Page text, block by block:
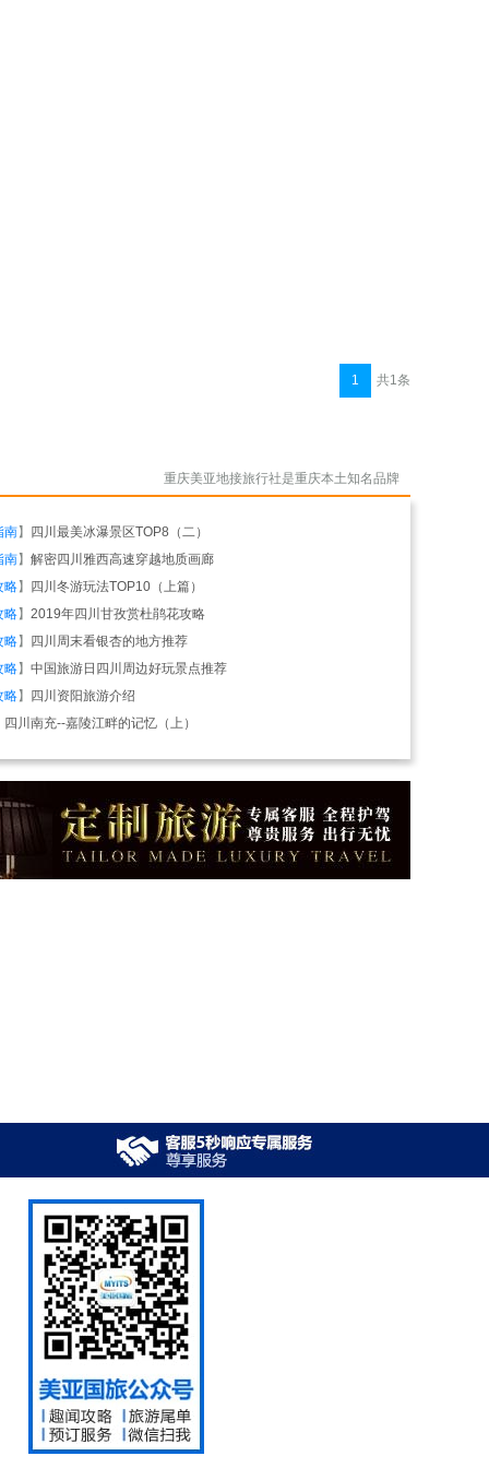
共1条
1
重庆美亚地接旅行社是重庆本土知名品牌
南】
四川最美冰瀑景区TOP8（二）
南】 解密四川雅西高速穿越地质画廊
略】
四川冬游玩法TOP10（上篇）
略】 2019年四川甘孜赏杜鹃花攻略
略】
四川周末看银杏的地方推荐
略】 中国旅游日四川周边好玩景点推荐
略】
四川资阳旅游介绍
四川南充--嘉陵江畔的记忆（上）